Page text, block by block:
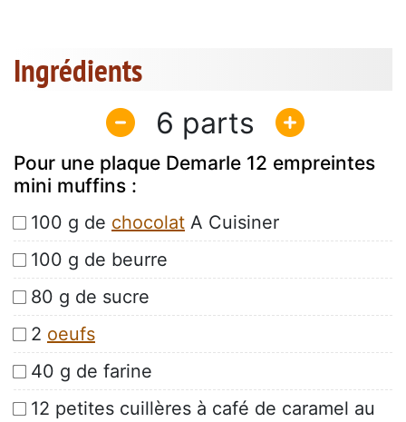
Ingrédients
6
Pour une plaque Demarle 12 empreintes
mini muffins :
100 g de chocolat A Cuisiner
100 g de beurre
80 g de sucre
2 oeufs
40 g de farine
12 petites cuillères à café de caramel au